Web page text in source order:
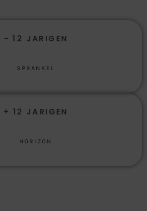
- 12 JARIGEN
SPRANKEL
+ 12 JARIGEN
HORIZON